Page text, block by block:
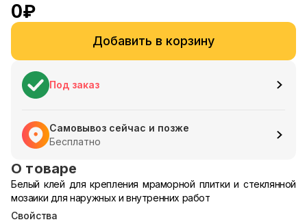
0₽
Добавить в корзину
Под заказ
Самовывоз сейчас и позже
Бесплатно
О товаре
Белый клей для крепления мраморной плитки и стеклянной
мозаики для наружных и внутренних работ
Свойства